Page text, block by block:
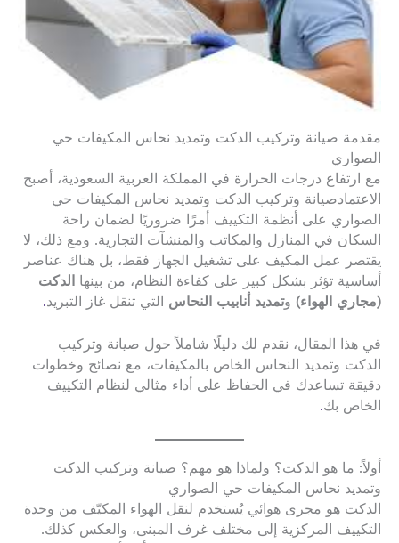
مقدمة صيانة وتركيب الدكت وتمديد نحاس المكيفات حي
الصواري
مع ارتفاع درجات الحرارة في المملكة العربية السعودية، أصبح
الاعتمادصيانة وتركيب الدكت وتمديد نحاس المكيفات حي
الصواري على أنظمة التكييف أمرًا ضروريًا لضمان راحة
السكان في المنازل والمكاتب والمنشآت التجارية. ومع ذلك، لا
يقتصر عمل المكيف على تشغيل الجهاز فقط، بل هناك عناصر
أساسية تؤثر بشكل كبير على كفاءة النظام، من بينها
الدكت
(مجاري الهواء) وتمديد أنابيب النحاس التي تنقل غاز التبريد.
في هذا المقال، نقدم لك دليلًا شاملاً حول صيانة وتركيب
الدكت وتمديد النحاس الخاص بالمكيفات، مع نصائح وخطوات
دقيقة تساعدك في الحفاظ على أداء مثالي لنظام التكييف
الخاص بك.
أولاً: ما هو الدكت؟ ولماذا هو مهم؟ صيانة وتركيب الدكت
وتمديد نحاس المكيفات حي الصواري
الدكت هو مجرى هوائي يُستخدم لنقل الهواء المكيّف من وحدة
التكييف المركزية إلى مختلف غرف المبنى، والعكس كذلك.